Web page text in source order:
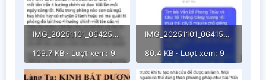
IMG_20251101_064251.webp
109.7 KB · Lượt xem: 9
IMG_20251101_064158.webp
80.4 KB · Lượt xem: 9